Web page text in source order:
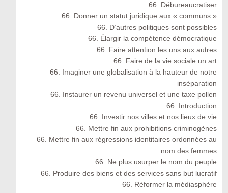
66. Débureaucratiser
66. Donner un statut juridique aux « communs »
66. D’autres politiques sont possibles
66. Élargir la compétence démocratique
66. Faire attention les uns aux autres
66. Faire de la vie sociale un art
66. Imaginer une globalisation à la hauteur de notre
inséparation
66. Instaurer un revenu universel et une taxe pollen
66. Introduction
66. Investir nos villes et nos lieux de vie
66. Mettre fin aux prohibitions criminogènes
66. Mettre fin aux régressions identitaires ordonnées au
nom des femmes
66. Ne plus usurper le nom du peuple
66. Produire des biens et des services sans but lucratif
66. Réformer la médiasphère